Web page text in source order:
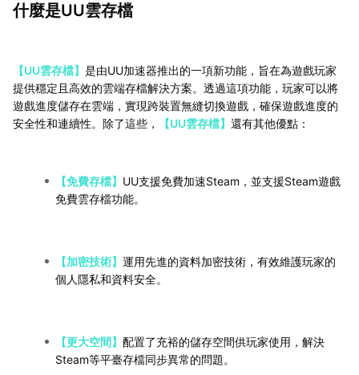
什麼是UU雲存檔
【UU雲存檔】 是由UU加速器推出的一項新功能，旨在為遊戲玩家
提供穩定且高效的雲端存檔解決方案。透過這項功能，玩家可以將
遊戲進度儲存在雲端，實現跨裝置無縫切換遊戲，確保遊戲進度的
安全性和連續性。除了這些，
【UU雲存檔】 還有其他優點：
【免費存檔】 UU支援免費加速Steam，並支援Steam遊戲
免費雲存檔功能。
【加密技術】 運用先進的資料加密技術，有效維護玩家的
個人隱私和資料安全。
【更大空間】 配置了充裕的儲存空間供玩家使用，解決
Steam等平臺存檔同步異常的問題。